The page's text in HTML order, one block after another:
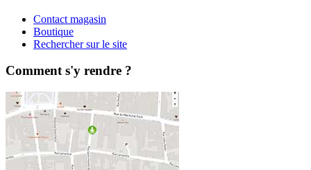
Contact magasin
Boutique
Rechercher sur le site
Comment s'y rendre ?